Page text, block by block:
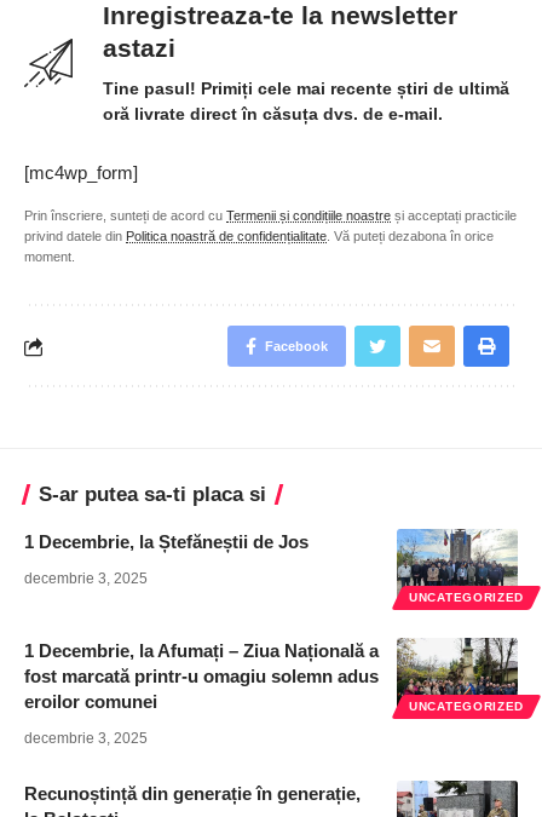
Inregistreaza-te la newsletter
astazi
Tine pasul! Primiți cele mai recente știri de ultimă
oră livrate direct în căsuța dvs. de e-mail.
[mc4wp_form]
Prin înscriere, sunteți de acord cu Termenii și condițiile noastre și acceptați practicile
privind datele din Politica noastră de confidențialitate . Vă puteți dezabona în orice
moment.
Facebook
S-ar putea sa-ti placa si
UNCATEGORIZED
1 Decembrie, la Ștefăneștii de Jos
decembrie 3, 2025
UNCATEGORIZED
1 Decembrie, la Afumați – Ziua Națională a
fost marcată printr-u omagiu solemn adus
eroilor comunei
decembrie 3, 2025
Recunoștință din generație în generație,